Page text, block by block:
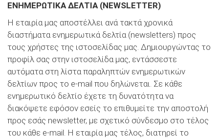
ΕΝΗΜΕΡΩΤΙΚΑ ΔΕΛΤΙΑ (NEWSLETTER)
Η εταιρία μας αποστέλλει ανά τακτά χρονικά
διαστήματα ενημερωτικά δελτία (newsletters) προς
τους χρήστες της ιστοσελίδας μας. Δημιουργώντας το
προφίλ σας στην ιστοσελίδα μας, εντάσσεστε
αυτόματα στη λίστα παραληπτών ενημερωτικών
δελτίων προς το e-mail που δηλώνεται. Σε κάθε
ενημερωτικό δελτίο έχετε τη δυνατότητα να
διακόψετε εφόσον εσείς το επιθυμείτε την αποστολή
προς εσάς newsletter, με σχετικό σύνδεσμο στο τέλος
του κάθε e-mail. Η εταιρία μας τέλος, διατηρεί το